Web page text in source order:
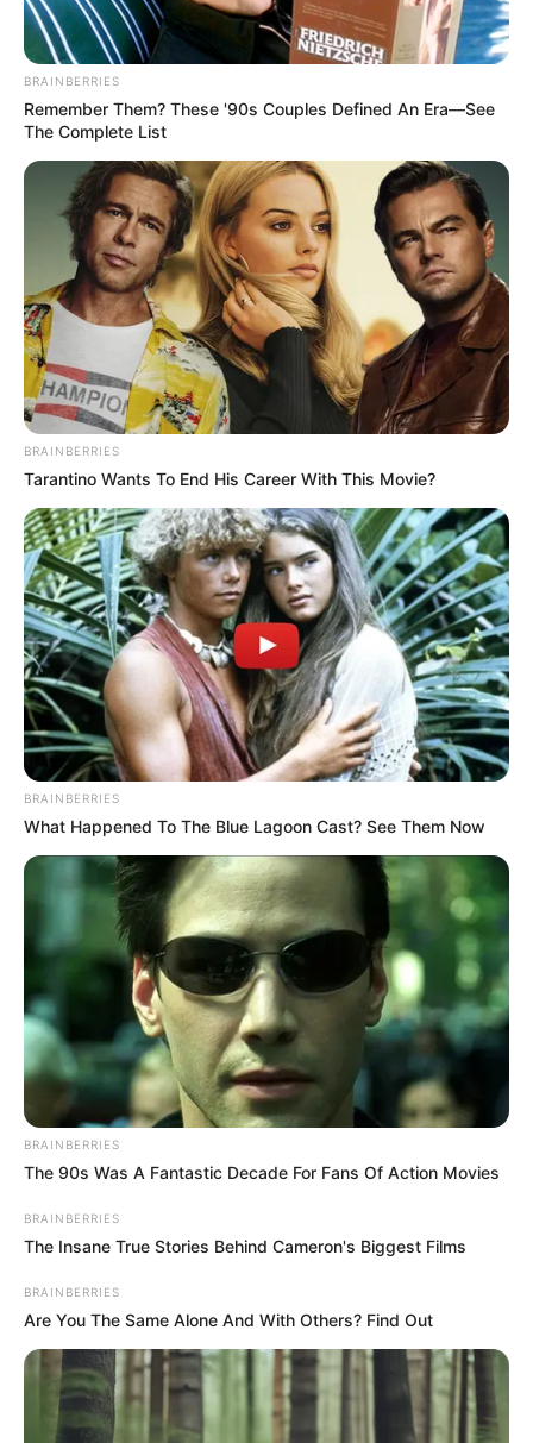
ΣΠΑΜΕ ΤΟ ΜΑΤΡΙΞ – ΤΟ ΒΙΒΛΙΟ
BRAINBERRIES
Remember Them? These '90s Couples Defined An Era—See
The Complete List
BRAINBERRIES
Tarantino Wants To End His Career With This Movie?
BRAINBERRIES
What Happened To The Blue Lagoon Cast? See Them Now
BRAINBERRIES
The 90s Was A Fantastic Decade For Fans Of Action Movies
BRAINBERRIES
The Insane True Stories Behind Cameron's Biggest Films
BRAINBERRIES
Are You The Same Alone And With Others? Find Out